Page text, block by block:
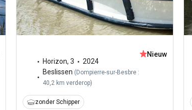
Horizon, 3
2024
Beslissen ( Dompierre-sur-Besbre :
40,2 km verderop)
Nieuw
zonder Schipper